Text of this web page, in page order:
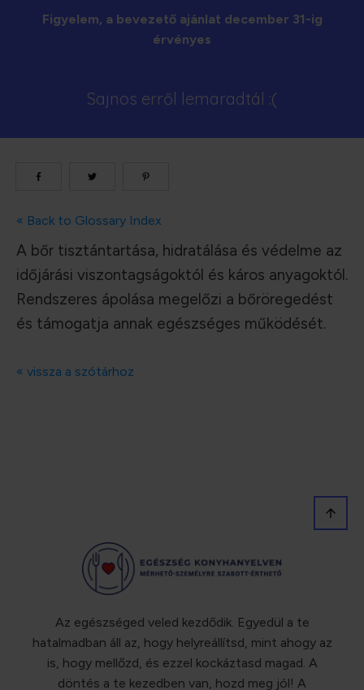
Figyelem, a bevezető ajánlat december 31-ig
érvényes
Sajnos erről lemaradtál :(
« Back to Glossary Index
A bőr tisztántartása, hidratálása és védelme az
időjárási viszontagságoktól és káros anyagoktól.
Rendszeres ápolása megelőzi a bőröregedést
és támogatja annak egészséges működését.
« vissza a szótárhoz
Az egészséged veled kezdődik. Egyedül a te
hatalmadban áll az, hogy helyreállítsd, mint ahogy az
is, hogy mellőzd, és ezzel kockáztasd magad. A
döntés a te kezedben van, hozd meg jól! A